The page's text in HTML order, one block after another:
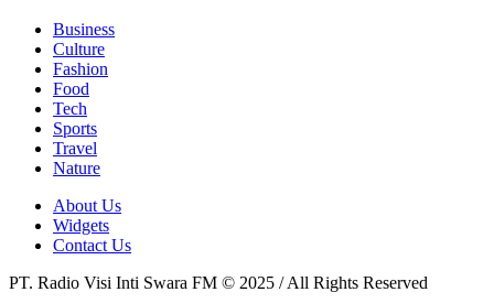
Business
Culture
Fashion
Food
Tech
Sports
Travel
Nature
About Us
Widgets
Contact Us
PT. Radio Visi Inti Swara FM © 2025 / All Rights Reserved